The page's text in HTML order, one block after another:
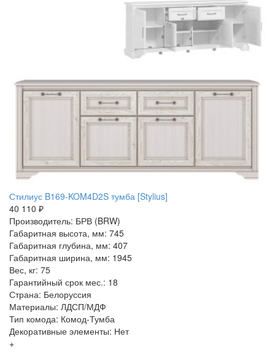
Стилиус B169-KOM4D2S тумба [Stylius]
40 110 ₽
Производитель: БРВ (BRW)
Габаритная высота, мм: 745
Габаритная глубина, мм: 407
Габаритная ширина, мм: 1945
Вес, кг: 75
Гарантийный срок мес.: 18
Страна: Белоруссия
Материалы: ЛДСП/МДФ
Тип комода: Комод-Тумба
Декоративные элементы: Нет
+